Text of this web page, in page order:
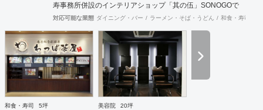
寿事務所併設のインテリアショップ「其の伍」SONOGOで
はオリジナル家具をはじめアンティーク骨董家具の販売もし
対応可能な業態 ダイニング・バー ラーメン・そば・うどん 和食・寿司
和食・寿司 5坪 美容院 20坪